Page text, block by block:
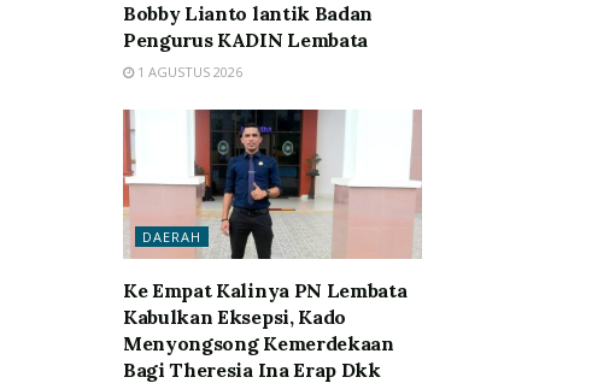
Bobby Lianto lantik Badan
Pengurus KADIN Lembata
1 AGUSTUS 2026
DAERAH
Ke Empat Kalinya PN Lembata
Kabulkan Eksepsi, Kado
Menyongsong Kemerdekaan
Bagi Theresia Ina Erap Dkk